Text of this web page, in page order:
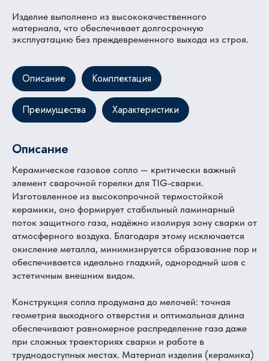
Изделие выполнено из высококачественного
материала, что обеспечивает долгосрочную
эксплуатацию без преждевременного выхода из строя.
Описание Комплектация
Преимущества Характеристики
Описание
Керамическое газовое сопло — критически важный
элемент сварочной горелки для TIG‑сварки.
Изготовленное из высокопрочной термостойкой
керамики, оно формирует стабильный ламинарный
поток защитного газа, надёжно изолируя зону сварки от
атмосферного воздуха. Благодаря этому исключается
окисление металла, минимизируется образование пор и
обеспечивается идеально гладкий, однородный шов с
эстетичным внешним видом.
Конструкция сопла продумана до мелочей: точная
геометрия выходного отверстия и оптимальная длина
обеспечивают равномерное распределение газа даже
при сложных траекториях сварки и работе в
труднодоступных местах. Материал изделия (керамика)